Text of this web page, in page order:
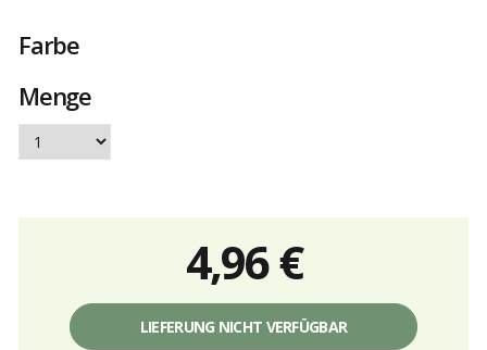
Farbe
Menge
4,96 €
Einzelpreis,
Gebühren
LIEFERUNG NICHT VERFÜGBAR